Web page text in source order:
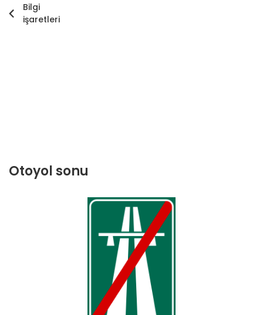
Bilgi
işaretleri
Otoyol sonu